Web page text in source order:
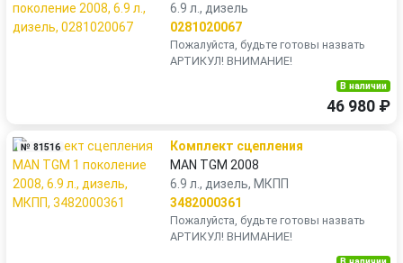
6.9 л., дизель
0281020067
Пожалуйста, будьте готовы назвать
АРТИКУЛ! ВНИМАНИЕ!
В наличии
46 980 ₽
№ 81516
Комплект сцепления
MAN TGM 2008
6.9 л., дизель, МКПП
3482000361
Пожалуйста, будьте готовы назвать
АРТИКУЛ! ВНИМАНИЕ!